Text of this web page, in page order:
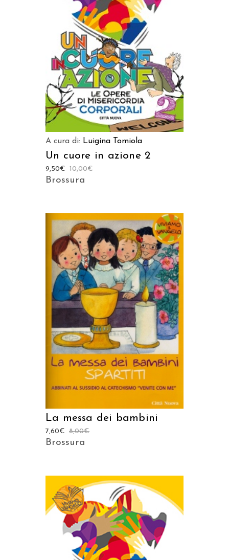
AGGIUNGI AL CARRELLO
A cura di: Luigina Tomiola
Un cuore in azione 2
10,00€
9,50€
Brossura
AGGIUNGI AL CARRELLO
La messa dei bambini
8,00€
7,60€
Brossura